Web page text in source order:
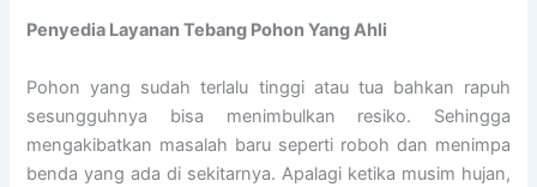
Penyedia Layanan Tebang Pohon Yang Ahli
Pohon yang sudah terlalu tinggi atau tua bahkan rapuh
sesungguhnya bisa menimbulkan resiko. Sehingga
mengakibatkan masalah baru seperti roboh dan menimpa
benda yang ada di sekitarnya. Apalagi ketika musim hujan,